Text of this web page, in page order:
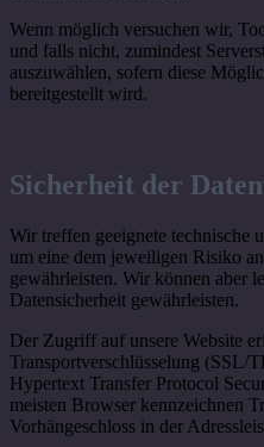
Wenn möglich versuchen wir,
und falls nicht, zumindest
auszuwählen, sofern diese
bereitgestellt wird.
Sicherheit der
Wir treffen geeignete technische
um eine dem jeweiligen Risiko
gewährleisten. Wir können aber
Datensicherheit gewährleisten.
Der Zugriff auf unsere Website
Transportverschlüsselung (SSL/
Hypertext Transfer Protocol
meisten Browser kennzeichnen
Vorhängeschloss in der